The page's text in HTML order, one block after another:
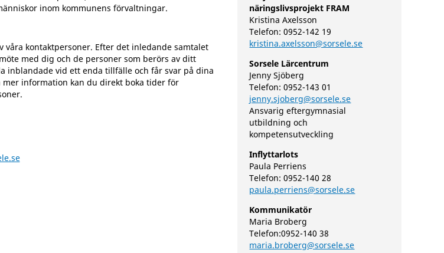
inom kommunens förvaltningar.
våra kontaktpersoner. Efter det inledande samtalet
med dig och de personer som berörs av ditt
inblandade vid ett enda tillfälle och får svar på dina
information kan du direkt boka tider för
näringslivsprojekt FRAM
Kristina Axelsson
Telefon: 0952-142 19
kristina.axelsson@sorsele.se
Sorsele Lärcentrum
Jenny Sjöberg
Telefon: 0952-143 01
jenny.sjoberg@sorsele.se
Ansvarig eftergymnasial
utbildning och
kompetensutveckling
Inflyttarlots
Paula Perriens
Telefon: 0952-140 28
paula.perriens@sorsele.se
Kommunikatör
Maria Broberg
Telefon:0952-140 38
maria.broberg@sorsele.se